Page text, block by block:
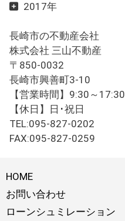
2017年
長崎市の不動産会社
株式会社 三山不動産
〒850-0032
長崎市興善町3-10
【営業時間】9:30～17:30
【休日】日･祝日
TEL:095-827-0202
FAX:095-827-0259
HOME
お問い合わせ
ローンシュミレーション